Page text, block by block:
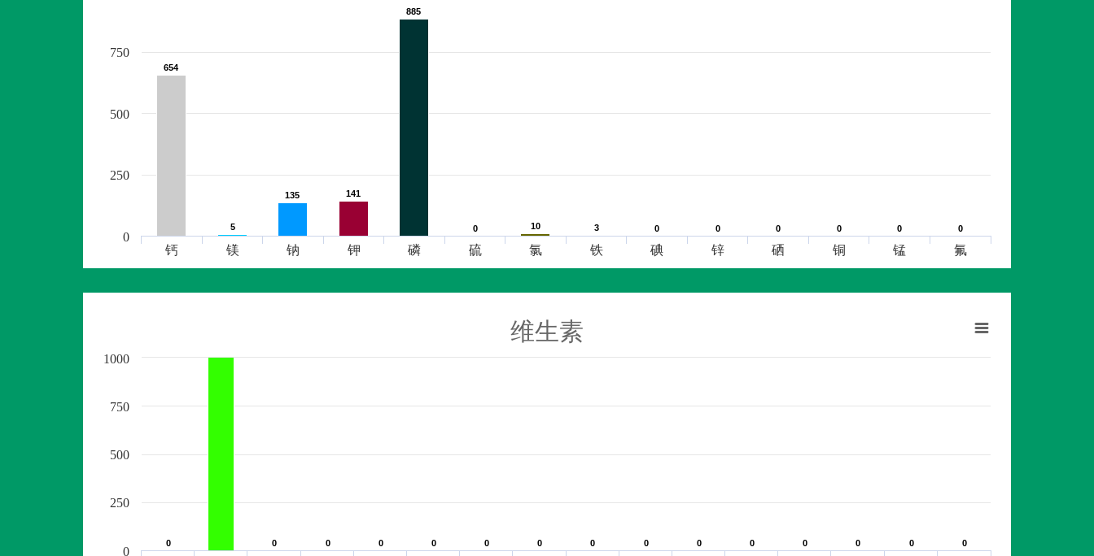
654
654
5
5
135
135 141
141
885
885
0
0 10
10 3
3 0
0 0
0 0
0 0
0 0
0 0
0
钙 镁 钠 钾 磷 硫 氯 铁 碘 锌 硒 铜 锰 氟
0
250
500
750
维生素
0
0 0
0 0
0 0
0 0
0 0
0 0
0 0
0 0
0 0
0 0
0 0
0 0
0 0
0 0
0
0
250
500
750
1000